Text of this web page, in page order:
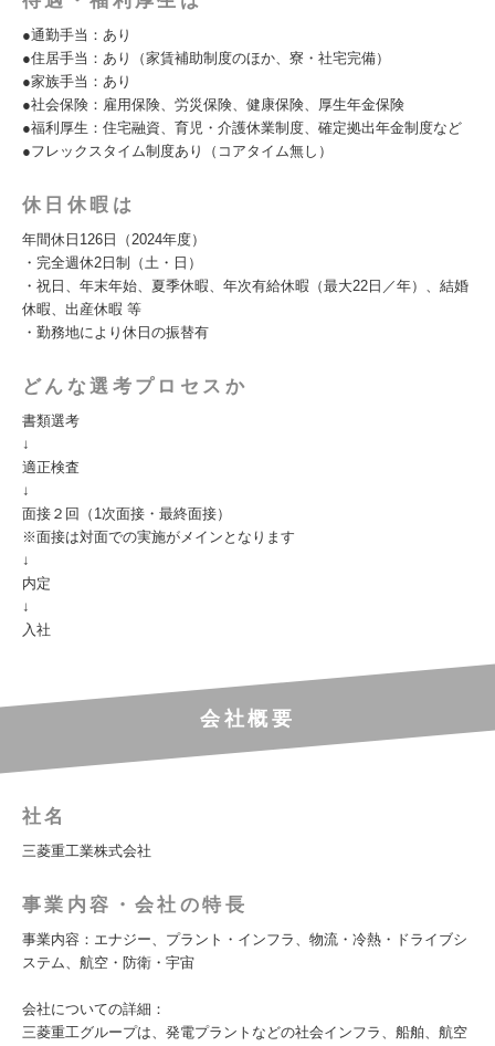
●通勤手当：あり
●住居手当：あり（家賃補助制度のほか、寮・社宅完備）
●家族手当：あり
●社会保険：雇用保険、労災保険、健康保険、厚生年金保険
●福利厚生：住宅融資、育児・介護休業制度、確定拠出年金制度など
●フレックスタイム制度あり（コアタイム無し）
休日休暇は
年間休日126日（2024年度）
・完全週休2日制（土・日）
・祝日、年末年始、夏季休暇、年次有給休暇（最大22日／年）、結婚
休暇、出産休暇 等
・勤務地により休日の振替有
どんな選考プロセスか
書類選考
↓
適正検査
↓
面接２回（1次面接・最終面接）
※面接は対面での実施がメインとなります
↓
内定
↓
入社
会社概要
社名
三菱重工業株式会社
事業内容・会社の特長
事業内容：エナジー、プラント・インフラ、物流・冷熱・ドライブシ
ステム、航空・防衛・宇宙
会社についての詳細：
三菱重工グループは、発電プラントなどの社会インフラ、船舶、航空